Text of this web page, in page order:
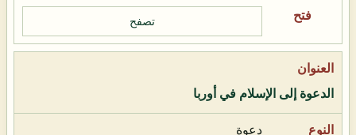
تصفح
الدعوة إلى الإسلام في أوربا
دعوة